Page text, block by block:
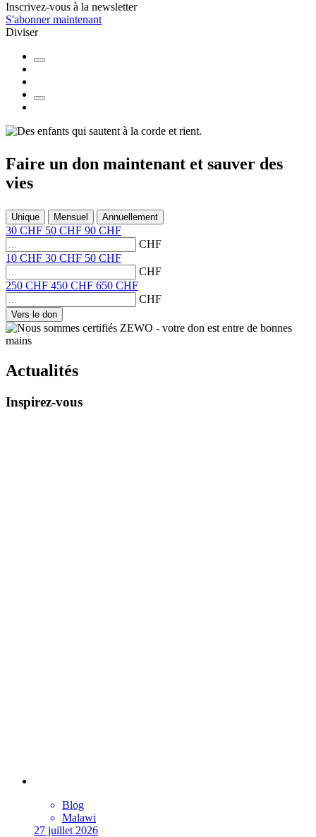
Inscrivez-vous à la newsletter
S'abonner maintenant
Diviser
Faire un don maintenant et sauver des
vies
Unique Mensuel Annuellement
30 CHF 50 CHF 90 CHF
CHF
10 CHF 30 CHF 50 CHF
CHF
250 CHF 450 CHF 650 CHF
CHF
Vers le don
Actualités
Inspirez-vous
Blog
Malawi
27 juillet 2026